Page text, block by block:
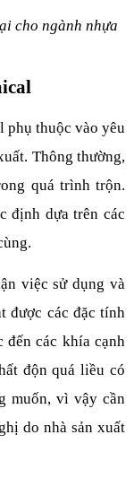
cho ngành nhựa
phụ thuộc vào yêu
Thông thường,
quá trình trộn.
định dựa trên các
việc sử dụng và
được các đặc tính
đến các khía cạnh
độn quá liều có
muốn, vì vậy cần
do nhà sản xuất